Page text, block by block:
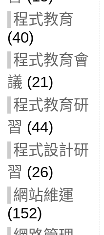
程式教育
(40)
程式教育會
議 (21)
程式教育研
習 (44)
程式設計研
習 (26)
網站維運
(152)